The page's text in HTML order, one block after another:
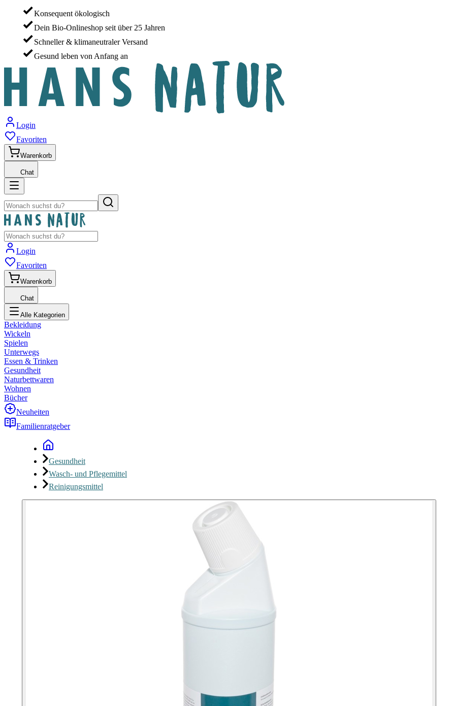
Konsequent ökologisch
Dein Bio-Onlineshop seit über 25 Jahren
Schneller & klimaneutraler Versand
Gesund leben von Anfang an
Login
Favoriten
Warenkorb
Chat
Login
Favoriten
Warenkorb
Chat
Alle Kategorien
Bekleidung
Wickeln
Spielen
Unterwegs
Essen & Trinken
Gesundheit
Naturbettwaren
Wohnen
Bücher
Neuheiten
Familienratgeber
Gesundheit
Wasch- und Pflegemittel
Reinigungsmittel